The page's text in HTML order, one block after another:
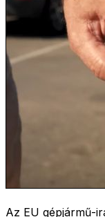
Az EU gépjármű-